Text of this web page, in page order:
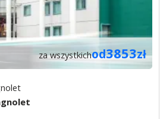
za wszystkichod3853zł